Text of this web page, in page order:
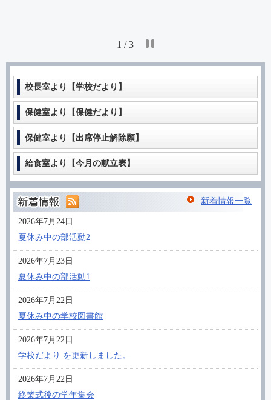
1 / 3
校長室より【学校だより】
保健室より【保健だより】
保健室より【出席停止解除願】
給食室より【今月の献立表】
新着情報一覧
2026年7月24日
夏休み中の部活動2
2026年7月23日
夏休み中の部活動1
2026年7月22日
夏休み中の学校図書館
2026年7月22日
学校だより を更新しました。
2026年7月22日
終業式後の学年集会